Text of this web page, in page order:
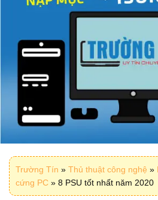
Trường Tín » Thủ thuật công nghệ »
cứng PC » 8 PSU tốt nhất năm 2020